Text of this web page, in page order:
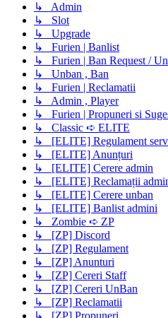
↳ Admin
↳ Slot
↳ Upgrade
↳ Furien | Banlist
↳ Furien | Ban Request /
↳ Unban , Ban
↳ Furien | Reclamatii
↳ Admin , Player
↳ Furien | Propuneri si
↳ Classic ➪ ELITE
↳ [ELITE] Regulament
↳ [ELITE] Anunțuri
↳ [ELITE] Cerere admin
↳ [ELITE] Reclamații
↳ [ELITE] Cerere unban
↳ [ELITE] Banlist admini
↳ Zombie ➪ ZP
↳ [ZP] Discord
↳ [ZP] Regulament
↳ [ZP] Anunturi
↳ [ZP] Cereri Staff
↳ [ZP] Cereri UnBan
↳ [ZP] Reclamatii
↳ [ZP] Propuneri